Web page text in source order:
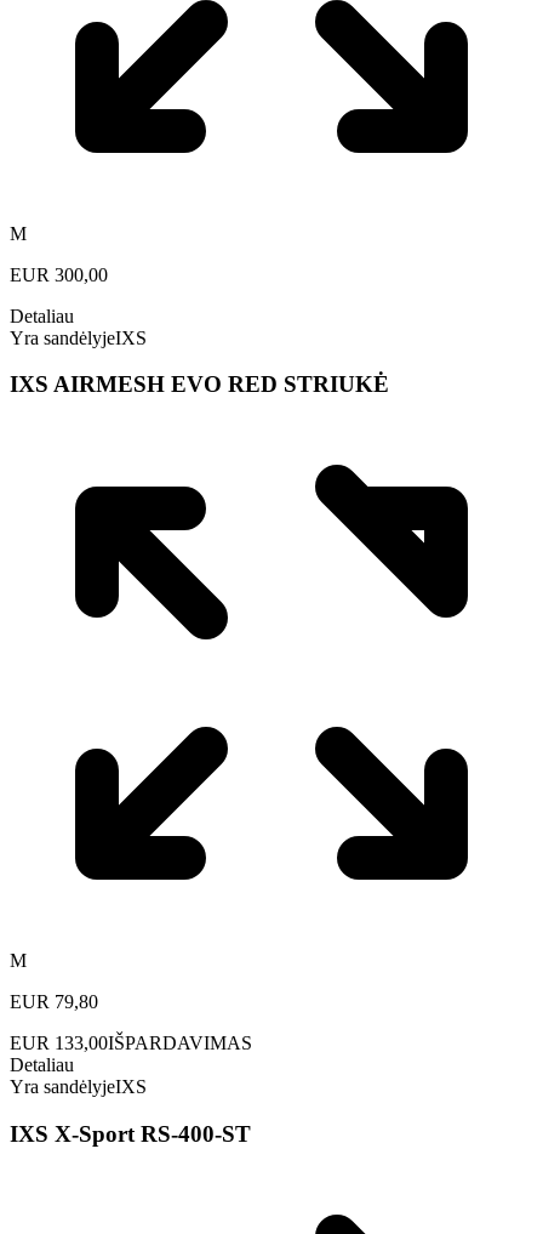
M
EUR 300,00
Detaliau
Yra sandėlyjeIXS
IXS AIRMESH EVO RED STRIUKĖ
M
EUR 79,80
EUR 133,00IŠPARDAVIMAS
Detaliau
Yra sandėlyjeIXS
IXS X-Sport RS-400-ST